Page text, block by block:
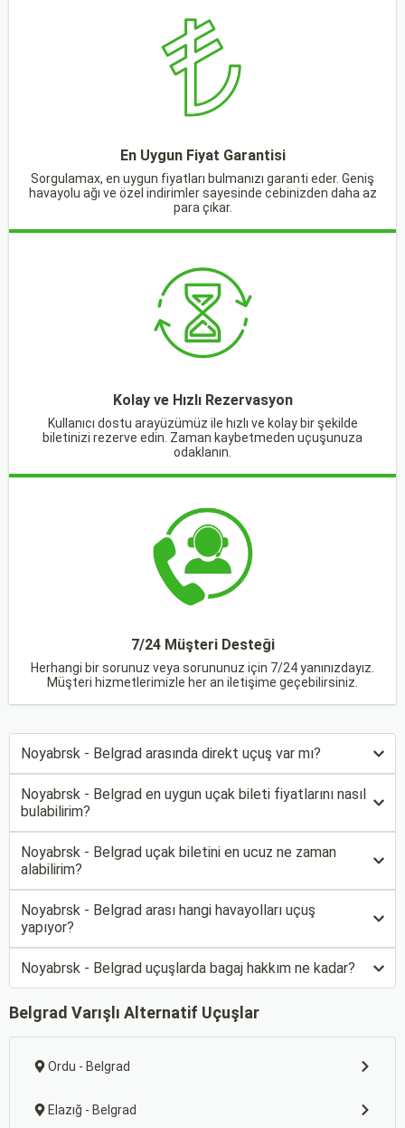
En Uygun Fiyat Garantisi
Sorgulamax, en uygun fiyatları bulmanızı garanti eder. Geniş
havayolu ağı ve özel indirimler sayesinde cebinizden daha az
para çıkar.
Kolay ve Hızlı Rezervasyon
Kullanıcı dostu arayüzümüz ile hızlı ve kolay bir şekilde
biletinizi rezerve edin. Zaman kaybetmeden uçuşunuza
odaklanın.
7/24 Müşteri Desteği
Herhangi bir sorunuz veya sorununuz için 7/24 yanınızdayız.
Müşteri hizmetlerimizle her an iletişime geçebilirsiniz.
Noyabrsk - Belgrad arasında direkt uçuş var mı?
Noyabrsk - Belgrad en uygun uçak bileti fiyatlarını nasıl
bulabilirim?
Noyabrsk - Belgrad uçak biletini en ucuz ne zaman
alabilirim?
Noyabrsk - Belgrad arası hangi havayolları uçuş
yapıyor?
Noyabrsk - Belgrad uçuşlarda bagaj hakkım ne kadar?
Belgrad Varışlı Alternatif Uçuşlar
Ordu - Belgrad
Elazığ - Belgrad